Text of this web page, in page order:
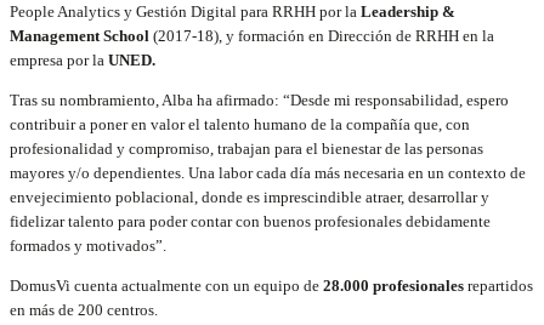
People Analytics y Gestión Digital para RRHH por la Leadership &
Management School (2017-18), y formación en Dirección de RRHH en la
empresa por la UNED.
Tras su nombramiento, Alba ha afirmado: “Desde mi responsabilidad, espero
contribuir a poner en valor el talento humano de la compañía que, con
profesionalidad y compromiso, trabajan para el bienestar de las personas
mayores y/o dependientes. Una labor cada día más necesaria en un contexto de
envejecimiento poblacional, donde es imprescindible atraer, desarrollar y
fidelizar talento para poder contar con buenos profesionales debidamente
formados y motivados”.
DomusVi cuenta actualmente con un equipo de 28.000 profesionales repartidos
en más de 200 centros.